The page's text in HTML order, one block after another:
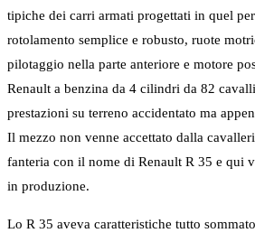
tipiche dei carri armati progettati in quel
rotolamento semplice e robusto, ruote
pilotaggio nella parte anteriore e motore
Renault a benzina da 4 cilindri da 82
prestazioni su terreno accidentato ma
Il mezzo non venne accettato dalla
fanteria con il nome di Renault R 35 e qui
in produzione.
Lo R 35 aveva caratteristiche tutto